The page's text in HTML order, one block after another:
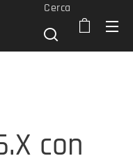
Cerca
con